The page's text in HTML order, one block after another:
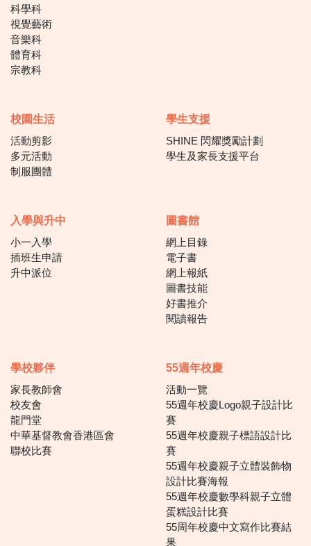
科學科
視覺藝術
音樂科
體育科
宗教科
校園生活
活動剪影
多元活動
制服團體
學生支援
SHINE 閃耀獎勵計劃
學生及家長支援平台
入學與升中
小一入學
插班生申請
升中派位
圖書館
網上目錄
電子書
網上報紙
圖書技能
好書推介
閱讀報告
學校夥伴
家長教師會
校友會
龍門堂
中華基督教會香港區會
聯校比賽
55週年校慶
活動一覽
55週年校慶Logo親子設計比
賽
55週年校慶親子標語設計比
賽
55週年校慶親子立體裝飾物
設計比賽海報
55週年校慶數學科親子立體
蛋糕設計比賽
55周年校慶中文寫作比賽結
果